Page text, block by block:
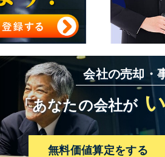
会社の売却・
「あなたの会社が
無料価値算定をする